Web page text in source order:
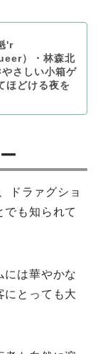
'r
）・林森北
さしい小箱ゲ
ほどける夜を
ドラァグショ
でも知られて
には華やかな
にとっても大